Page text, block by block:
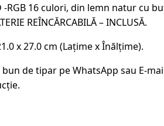
-RGB 16 culori, din lemn natur cu
REÎNCĂRCABILĂ – INCLUSĂ.
x 27.0 cm (Lațime x Înălțime).
de tipar pe WhatsApp sau E-